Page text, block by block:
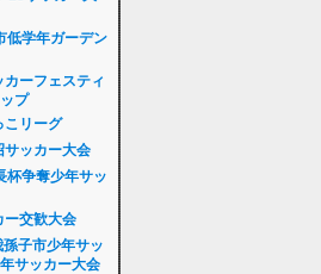
低学年ガーデン
ーフェスティ
プ
こリーグ
サッカー大会
杯争奪少年サッ
ー交歓大会
子市少年サッ
サッカー大会